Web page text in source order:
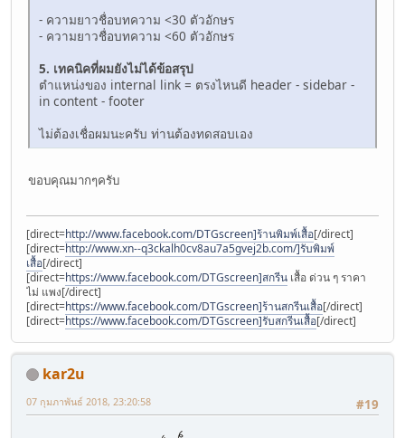
- ความยาวชื่อบทความ <30 ตัวอักษร
- ความยาวชื่อบทความ <60 ตัวอักษร
5. เทคนิคที่ผมยังไม่ได้ข้อสรุป
ตำแหน่งของ internal link = ตรงไหนดี header - sidebar -
in content - footer
ไม่ต้องเชื่อผมนะครับ ท่านต้องทดสอบเอง
ขอบคุณมากๆครับ
[direct=http://www.facebook.com/DTGscreen]ร้านพิมพ์เสื้อ[/direct]
[direct=http://www.xn--q3ckalh0cv8au7a5gvej2b.com/]รับพิมพ์
เสื้อ[/direct]
[direct=https://www.facebook.com/DTGscreen]สกรีน เสื้อ ด่วน ๆ ราคา
ไม่ แพง[/direct]
[direct=https://www.facebook.com/DTGscreen]ร้านสกรีนเสื้อ[/direct]
[direct=https://www.facebook.com/DTGscreen]รับสกรีนเสื้อ[/direct]
kar2u
#19
07 กุมภาพันธ์ 2018, 23:20:58